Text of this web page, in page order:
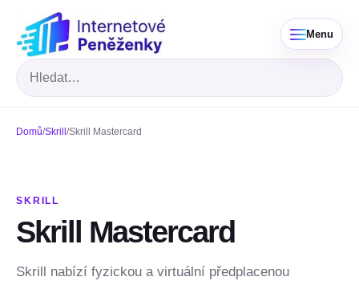
Menu
Hledat
Domů/Skrill /Skrill Mastercard
SKRILL
Skrill Mastercard
Skrill nabízí fyzickou a virtuální předplacenou